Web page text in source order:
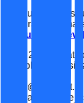
Pentru a evita
asigura
formularul de
NIS 2 securitate
Compliance Assist
$